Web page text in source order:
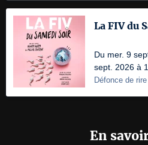
La FIV du
Du mer. 9
sept. 2026 à
Défonce de rire
En